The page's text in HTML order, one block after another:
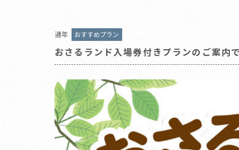
通年 おすすめプラン
おさるランド入場券付きプランのご案内で